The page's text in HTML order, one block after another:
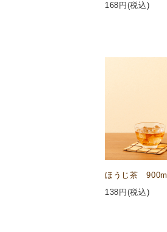
168 円(税込)
ほうじ茶 900ml
138 円(税込)